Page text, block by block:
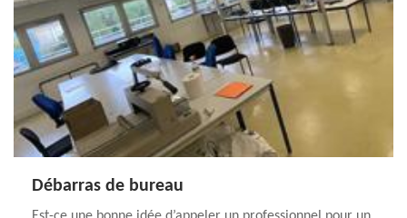
Débarras de bureau